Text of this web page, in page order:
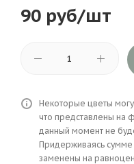
90 руб/шт
Некоторые цветы
что представлены на
данный момент не
Придерживаясь сумме
заменены на